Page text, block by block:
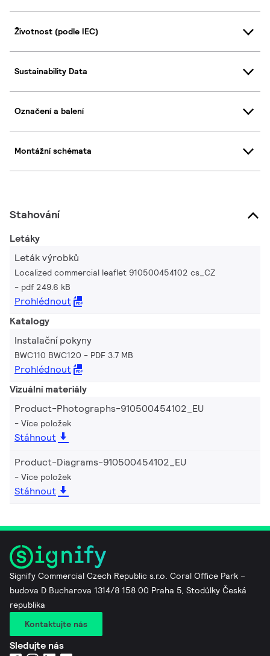
Životnost (podle IEC)
Sustainability Data
Označení a balení
Montážní schémata
Stahování
Letáky
Leták výrobků
Localized commercial leaflet 910500454102 cs_CZ
pdf 249.6 kB
Prohlédnout
Katalogy
Instalační pokyny
BWC110 BWC120 PDF 3.7 MB
Prohlédnout
Vizuální materiály
Product-Photographs-910500454102_EU
Více položek
Stáhnout
Product-Diagrams-910500454102_EU
Více položek
Stáhnout
Signify Commercial Czech Republic s.r.o. Coral Office Park –
budova D Bucharova 1314/8 158 00 Praha 5, Stodůlky Česká
republika
Kontaktujte nás
Sledujte nás